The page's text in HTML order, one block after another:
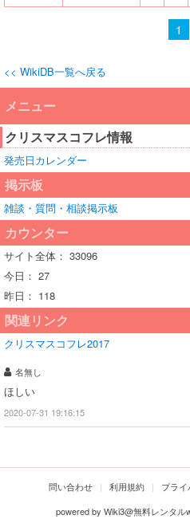
1
<< WikiDB一覧へ戻る
メニュー
クリスマスコフレ情報
発売日カレンダー
掲示板
雑談・質問・相談掲示板
カウンター
サイト全体： 33096
今日： 27
昨日： 118
関連リンク
クリスマスコフレ2017
名無し
ほしい
2020-07-31 19:16:15
問い合わせ 利用規約 プラ
powered by Wiki3@無料レンタル